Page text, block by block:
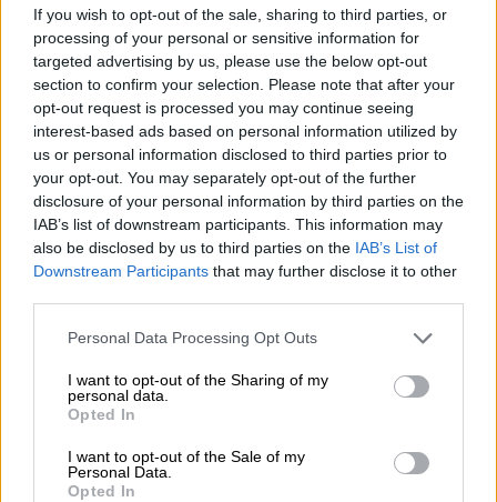
If you wish to opt-out of the sale, sharing to third parties, or
processing of your personal or sensitive information for
targeted advertising by us, please use the below opt-out
section to confirm your selection. Please note that after your
opt-out request is processed you may continue seeing
interest-based ads based on personal information utilized by
us or personal information disclosed to third parties prior to
your opt-out. You may separately opt-out of the further
disclosure of your personal information by third parties on the
IAB’s list of downstream participants. This information may
also be disclosed by us to third parties on the IAB’s List of
Downstream Participants that may further disclose it to other
Please note that this website/app uses one or more Google
not limited to your visit or usage behaviour. You may click to
grant or deny consent to Google and its third-party tags to
use your data for below specified purposes in below Google
consent section.
Personal Data Processing Opt Outs
I want to opt-out of the Sharing of my
personal data.
Opted In
I want to opt-out of the Sale of my
Personal Data.
Opted In
σημείωσε ο κ. Τζιτζικώστας.
Κίνδυνος επισιτιστικής κρίσης: Η
διαταραχή στις μεταφορές λιπασμάτων
μεγάλες ποσότητες των οποίων
διακινούνται μέσω της ευρύτερης
περιοχής του Κόλπου μπορεί να
οδηγήσει σε μειωμένες καλλιέργειες
αυξάνοντας τον κίνδυνο ελλείψεων
τροφίμων και ανατιμήσεων.
Πιέσεις στη βιομηχανία και την
τεχνολογία:Κρίσιμες πρώτες ύλες για
την παραγωγή μικροτσίπ και άλλων
τεχνολογικών προϊόντων, όπως το ήλιο,
εξαρτώνται σε μεγάλο βαθμό από
διαδρομές που περνούν από τα Στενά
του Ορμούζ. Η διακοπή τους μπορεί να